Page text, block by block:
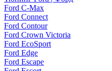
Ford C-Max
Ford Connect
Ford Contour
Ford Crown Victoria
Ford EcoSport
Ford Edge
Ford Escape